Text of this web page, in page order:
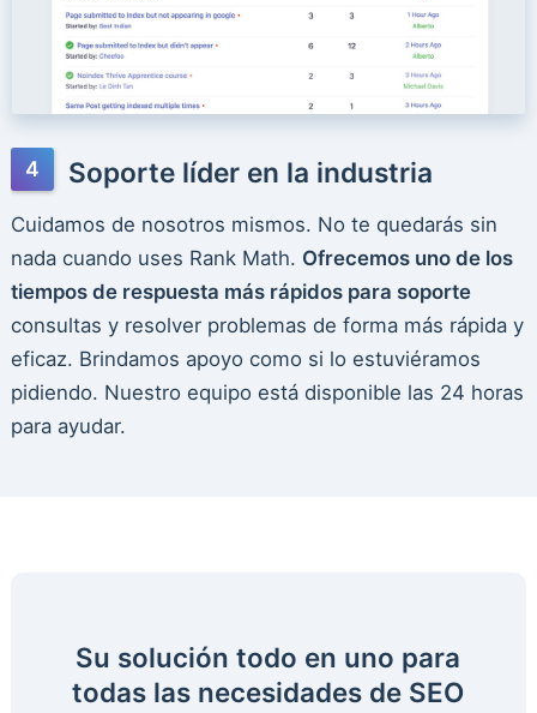
Soporte líder en la industria
Cuidamos de nosotros mismos. No te quedarás sin
nada cuando uses Rank Math. Ofrecemos uno de los
tiempos de respuesta más rápidos para soporte
consultas y resolver problemas de forma más rápida y
eficaz. Brindamos apoyo como si lo estuviéramos
pidiendo. Nuestro equipo está disponible las 24 horas
para ayudar.
Su solución todo en uno para
todas las necesidades de SEO